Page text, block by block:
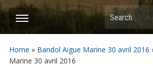
Home » Bandol Aigue Marine 30 avril 2016
Marine 30 avril 2016